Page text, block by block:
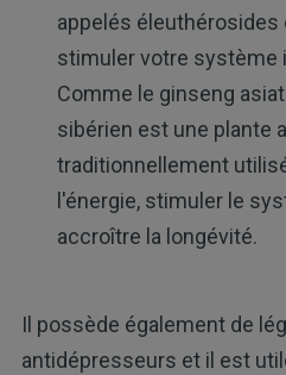
appelés
stimuler votre système
Comme le ginseng
sibérien est une plante
traditionnellement
l'énergie, stimuler le
accroître la longévité.
Il possède également de
antidépresseurs et il est